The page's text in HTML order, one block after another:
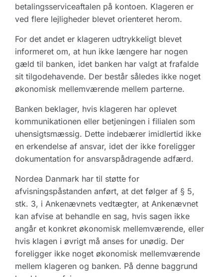
betalingsserviceaftalen på kontoen. Klageren er
ved flere lejligheder blevet orienteret herom.
For det andet er klageren udtrykkeligt blevet
informeret om, at hun ikke længere har nogen
gæld til banken, idet banken har valgt at frafalde
sit tilgodehavende. Der består således ikke noget
økonomisk mellemværende mellem parterne.
Banken beklager, hvis klageren har oplevet
kommunikationen eller betjeningen i filialen som
uhensigtsmæssig. Dette indebærer imidlertid ikke
en erkendelse af ansvar, idet der ikke foreligger
dokumentation for ansvarspådragende adfærd.
Nordea Danmark har til støtte for
afvisningspåstanden anført, at det følger af § 5,
stk. 3, i Ankenævnets vedtægter, at Ankenævnet
kan afvise at behandle en sag, hvis sagen ikke
angår et konkret økonomisk mellemværende, eller
hvis klagen i øvrigt må anses for unødig. Der
foreligger ikke noget økonomisk mellemværende
mellem klageren og banken. På denne baggrund